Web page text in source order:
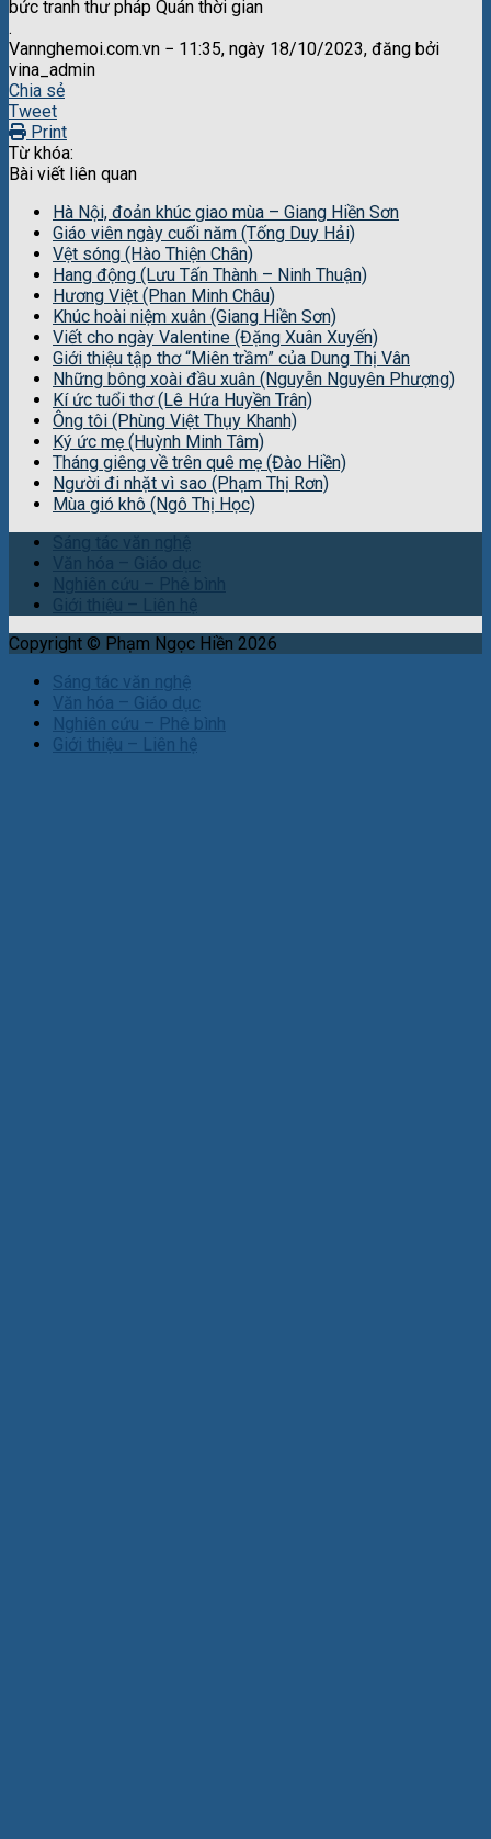
bức tranh thư pháp Quán thời gian
.
Vannghemoi.com.vn − 11:35, ngày 18/10/2023, đăng bởi
vina_admin
Chia sẻ
Tweet
Print
Từ khóa:
Bài viết liên quan
Hà Nội, đoản khúc giao mùa – Giang Hiền Sơn
Giáo viên ngày cuối năm (Tống Duy Hải)
Vệt sóng (Hào Thiện Chân)
Hang động (Lưu Tấn Thành – Ninh Thuận)
Hương Việt (Phan Minh Châu)
Khúc hoài niệm xuân (Giang Hiền Sơn)
Viết cho ngày Valentine (Đặng Xuân Xuyến)
Giới thiệu tập thơ “Miên trầm” của Dung Thị Vân
Những bông xoài đầu xuân (Nguyễn Nguyên Phượng)
Kí ức tuổi thơ (Lê Hứa Huyền Trân)
Ông tôi (Phùng Việt Thụy Khanh)
Ký ức mẹ (Huỳnh Minh Tâm)
Tháng giêng về trên quê mẹ (Đào Hiền)
Người đi nhặt vì sao (Phạm Thị Rơn)
Mùa gió khô (Ngô Thị Học)
Copyright © Phạm Ngọc Hiền 2026
Sáng tác văn nghệ
Văn hóa – Giáo dục
Nghiên cứu – Phê bình
Giới thiệu – Liên hệ